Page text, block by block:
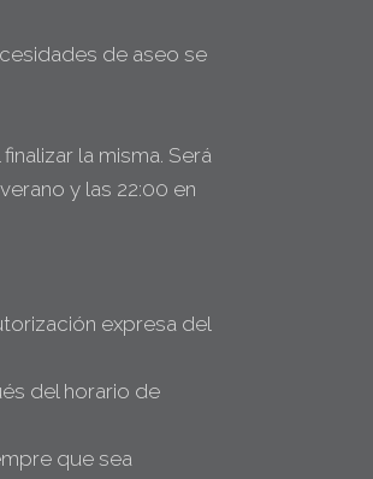
de aseo se
la misma. Será
y las 22:00 en
expresa del
del horario de
que sea